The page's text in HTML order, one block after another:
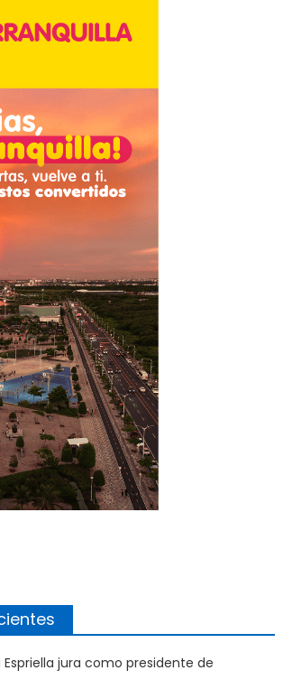
Espriella jura como presidente de